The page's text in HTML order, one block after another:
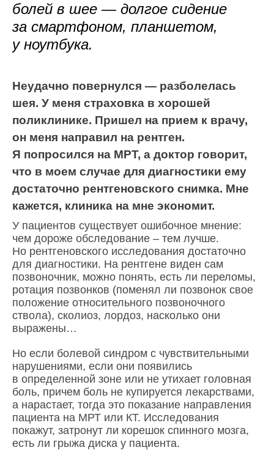
болей в шее — долгое сидение
за смартфоном, планшетом,
у ноутбука.
Неудачно повернулся — разболелась
шея. У меня страховка в хорошей
поликлинике. Пришел на прием к врачу,
он меня направил на рентген.
Я попросился на МРТ, а доктор говорит,
что в моем случае для диагностики ему
достаточно рентгеновского снимка. Мне
кажется, клиника на мне экономит.
У пациентов существует ошибочное мнение:
чем дороже обследование – тем лучше.
Но рентгеновского исследования достаточно
для диагностики. На рентгене виден сам
позвоночник, можно понять, есть ли переломы,
ротация позвонков (поменял ли позвонок свое
положение относительного позвоночного
ствола), сколиоз, лордоз, насколько они
выражены…
Но если болевой синдром с чувствительными
нарушениями, если они появились
в определенной зоне или не утихает головная
боль, причем боль не купируется лекарствами,
а нарастает, тогда это показание направления
пациента на МРТ или КТ. Исследования
покажут, затронут ли корешок спинного мозга,
есть ли грыжа диска у пациента.